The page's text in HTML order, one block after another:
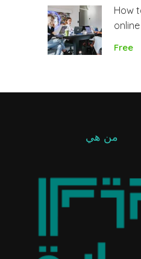
How
Free
من هي